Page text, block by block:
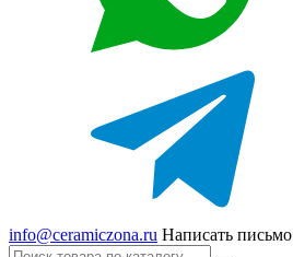
info@ceramiczona.ru Написать письмо